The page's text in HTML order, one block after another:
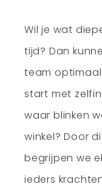
Wil je wat
tijd? Dan
team
start met
waar blinken
winkel? Door
begrijpen we
ieders